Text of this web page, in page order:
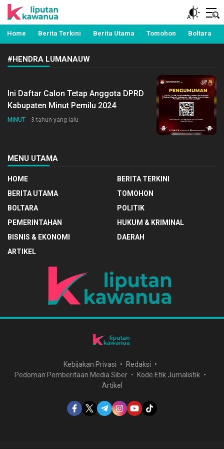
Liputan Kawanua
Berita Manado, Sulawesi Utara, Kawanua, Politik,
Pemerintahan, Hukum Kriminal dan Nasional
Home Berita Terkini Berita Utama Tomohon Boltara
#HENDRA LUMANAUW
Ini Daftar Calon Tetap Anggota DPRD
Kabupaten Minut Pemilu 2024
MINUT 3 tahun yang lalu
MENU UTAMA
HOME
BERITA TERKINI
BERITA UTAMA
TOMOHON
BOLTARA
POLITIK
PEMERINTAHAN
HUKUM & KRIMINAL
BISNIS & EKONOMI
DAERAH
ARTIKEL
Kebijakan Privasi
Redaksi
Pedoman Pemberitaan Media Siber
Kode Etik Jurnalistik
Artikel